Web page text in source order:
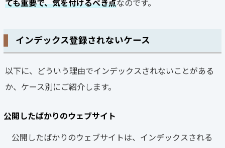
ても重要で、気を付けるべき点なのです。
インデックス登録されないケース
以下に、どういう理由でインデックスされないことがある
か、ケース別にご紹介します。
公開したばかりのウェブサイト
公開したばかりのウェブサイトは、インデックスされる